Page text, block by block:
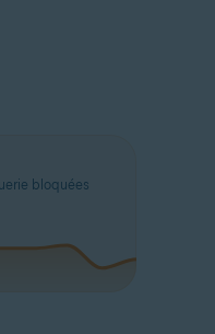
bloquées